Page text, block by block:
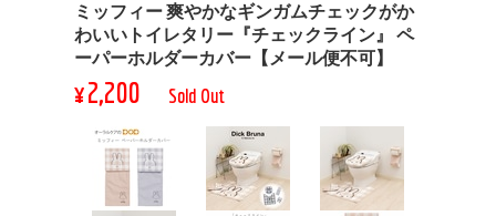
ミッフィー 爽やかなギンガムチェックがか
わいいトイレタリー『チェックライン』 ペ
ーパーホルダーカバー【メール便不可】
¥2,200 Sold Out